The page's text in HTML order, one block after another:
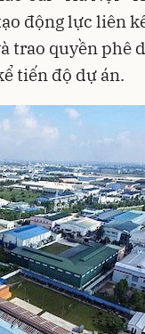
động lực liên
trao quyền phê
tiến độ dự án.